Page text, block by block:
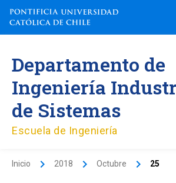
contenido
Departamento de
Ingeniería
de Sistemas
Escuela de Ingeniería
Inicio 2018 Octubre 25